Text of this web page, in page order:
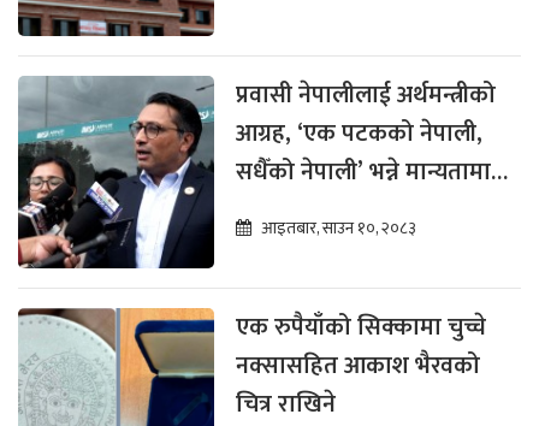
प्रवासी नेपालीलाई अर्थमन्त्रीको
आग्रह, ‘एक पटकको नेपाली,
सधैँको नेपाली’ भन्ने मान्यतामा
सरकार प्रतिबद्ध
आइतबार, साउन १०, २०८३
एक रुपैयाँको सिक्कामा चुच्चे
नक्सासहित आकाश भैरवको
चित्र राखिने